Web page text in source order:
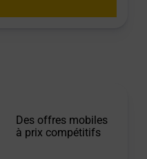
Des offres mobiles
à prix compétitifs